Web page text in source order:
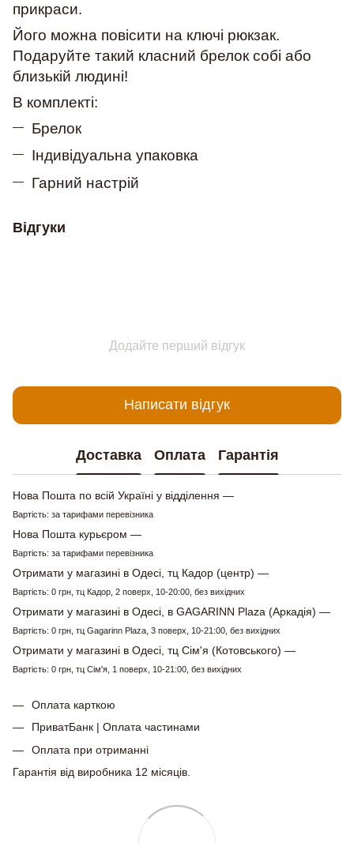
прикраси.
Його можна повісити на ключі рюкзак.
Подаруйте такий класний брелок собі або
близькій людині!
В комплекті:
Брелок
Індивідуальна упаковка
Гарний настрій
Відгуки
Додайте перший відгук
Написати відгук
Доставка Оплата Гарантія
Нова Пошта по всій Україні у відділення —
Вартість: за тарифами перевізника
Нова Пошта курьєром —
Вартість: за тарифами перевізника
Отримати у магазині в Одесі, тц Кадор (центр) —
Вартість: 0 грн, тц Кадор, 2 поверх, 10-20:00, без вихідних
Отримати у магазині в Одесі, в GAGARINN Plaza (Аркадія) —
Вартість: 0 грн, тц Gagarinn Plaza, 3 поверх, 10-21:00, без вихідних
Отримати у магазині в Одесі, тц Сім'я (Котовського) —
Вартість: 0 грн, тц Сім'я, 1 поверх, 10-21:00, без вихідних
Оплата карткою
ПриватБанк | Оплата частинами
Оплата при отриманні
Гарантія від виробника 12 місяців.